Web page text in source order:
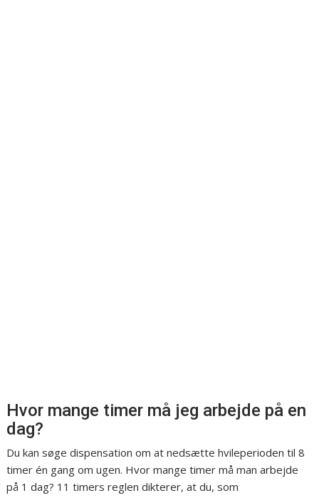
Hvor mange timer må jeg arbejde på en
dag?
Du kan søge dispensation om at nedsætte hvileperioden til 8
timer én gang om ugen. Hvor mange timer må man arbejde
på 1 dag? 11 timers reglen dikterer, at du, som